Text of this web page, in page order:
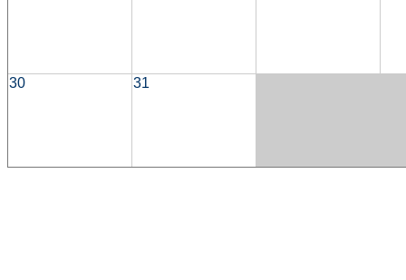
30 31